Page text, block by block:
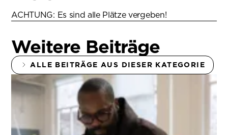
ACHTUNG: Es sind alle Plätze vergeben!
Weitere Beiträge
ALLE BEITRÄGE AUS DIESER KATEGORIE